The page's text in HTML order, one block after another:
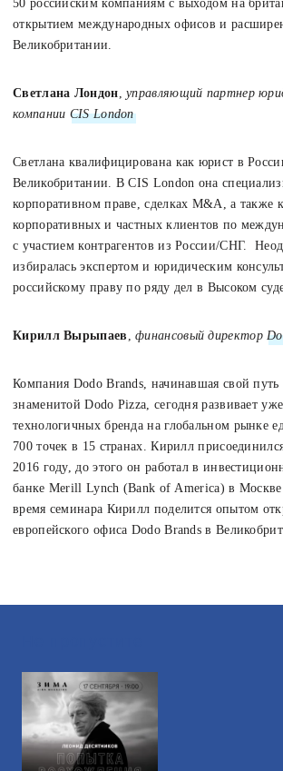
50 российским компаниям с выходом на
открытием международных офисов и
Великобритании.
Светлана Лондон,управляющий партнер
компании CIS London
Светлана квалифицирована как юрист в
Великобритании. В CIS London она
корпоративном праве, сделках M&A, а также
корпоративных и частных клиентов по
с участием контрагентов из России/СНГ.
избиралась экспертом и юридическим
российскому праву по ряду дел в Высоком
Кирилл Вырыпаев ,финансовый директор
Компания Dodo Brands, начинавшая свой путь
знаменитой Dodo Pizza, сегодня развивает
технологичных бренда на глобальном рынке
700 точек в 15 странах. Кирилл
2016 году, до этого он работал в
банке Merill Lynch (Bank of America) в
время семинара Кирилл поделится опытом
европейского офиса Dodo Brands в